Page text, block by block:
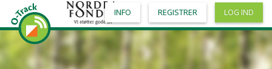
INFO REGISTRER LOG IND